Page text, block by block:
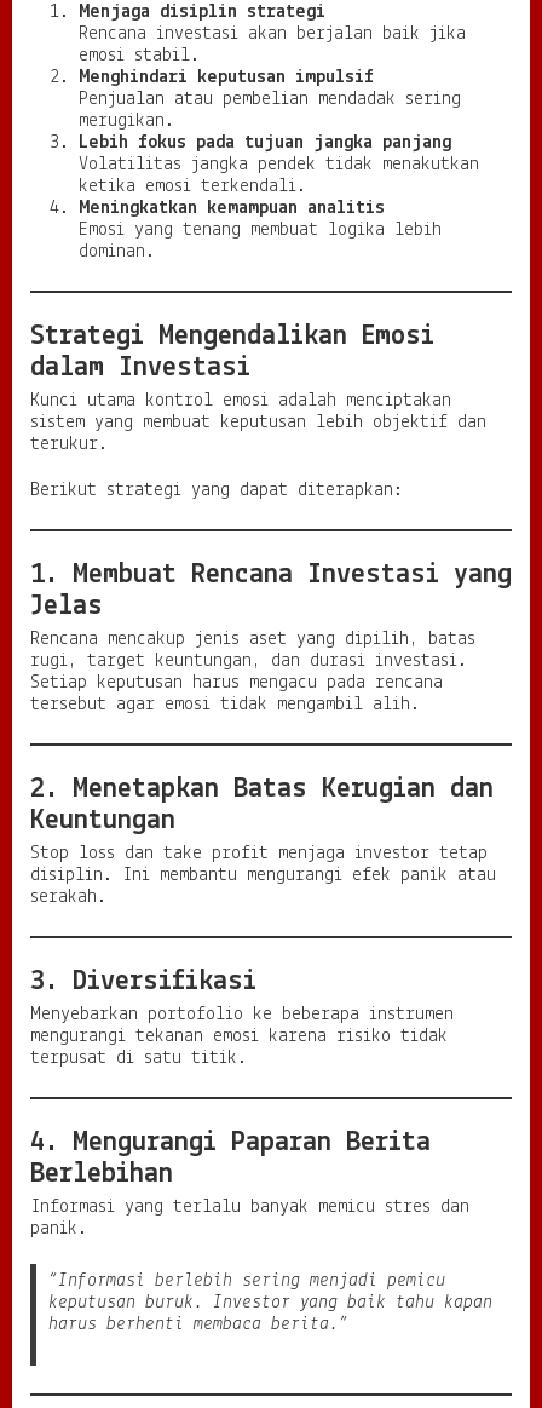
Menjaga disiplin strategi
Rencana investasi akan berjalan baik jika
emosi stabil.
Menghindari keputusan impulsif
Penjualan atau pembelian mendadak sering
merugikan.
Lebih fokus pada tujuan jangka panjang
Volatilitas jangka pendek tidak menakutkan
ketika emosi terkendali.
Meningkatkan kemampuan analitis
Emosi yang tenang membuat logika lebih
dominan.
Strategi Mengendalikan Emosi
dalam Investasi
Kunci utama kontrol emosi adalah menciptakan
sistem yang membuat keputusan lebih objektif dan
terukur.
Berikut strategi yang dapat diterapkan:
1. Membuat Rencana Investasi yang
Jelas
Rencana mencakup jenis aset yang dipilih, batas
rugi, target keuntungan, dan durasi investasi.
Setiap keputusan harus mengacu pada rencana
tersebut agar emosi tidak mengambil alih.
2. Menetapkan Batas Kerugian dan
Keuntungan
Stop loss dan take profit menjaga investor tetap
disiplin. Ini membantu mengurangi efek panik atau
serakah.
3. Diversifikasi
Menyebarkan portofolio ke beberapa instrumen
mengurangi tekanan emosi karena risiko tidak
terpusat di satu titik.
4. Mengurangi Paparan Berita
Berlebihan
Informasi yang terlalu banyak memicu stres dan
panik.
“Informasi berlebih sering menjadi pemicu
keputusan buruk. Investor yang baik tahu kapan
harus berhenti membaca berita.”